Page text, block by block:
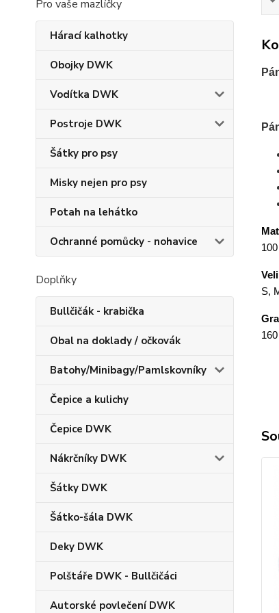
Pro vaše mazlíčky
Hárací kalhotky
Obojky DWK
Vodítka DWK
Postroje DWK
Šátky pro psy
Misky nejen pro psy
Potah na lehátko
Ochranné pomůcky - nohavice
Doplňky
Bullčičák - krabička
Obal na doklady / očkovák
Batohy/Minibagy/Pamlskovníky
Čepice a kulichy
Čepice DWK
Nákrčníky DWK
Šátky DWK
Šátko-šála DWK
Deky DWK
Polštáře DWK - Bullčičáci
Autorské povlečení DWK
S,